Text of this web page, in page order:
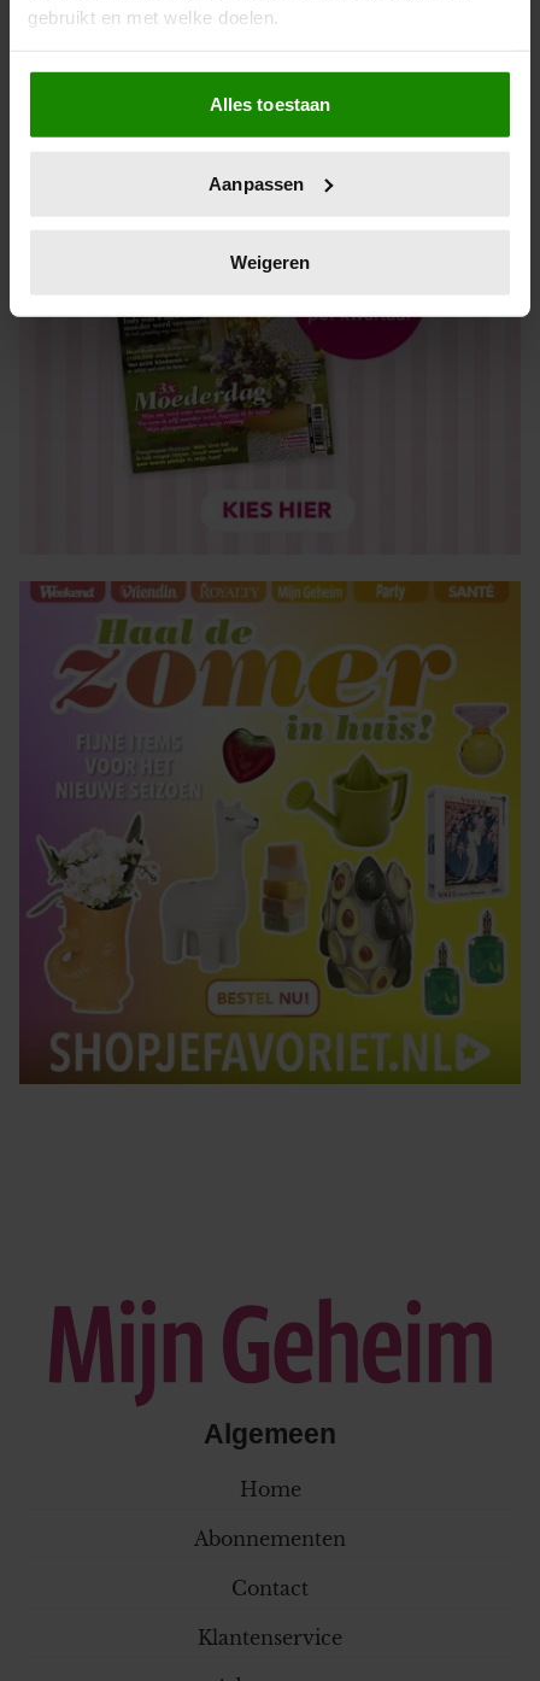
gebruikt en met welke doelen.
Als u het toestaat, willen we ook graag:
Informatie verzamelen over uw geografische locatie,
die tot een paar meter nauwkeurig kan zijn
op specifieke eigenschappen (fingerprinting)
verwerkt en stel uw voorkeuren in het
intrekken in de Cookieverklaring.
We gebruiken cookies om content en advertenties te
personaliseren, om functies voor social media te bieden
en om ons websiteverkeer te analyseren. Ook delen we
informatie over uw gebruik van onze site met onze
partners kunnen deze gegevens combineren met andere
gaat akkoord met onze cookies als u onze website blijft
gebruiken.
Alles toestaan
Aanpassen
Weigeren
Los kopen
Algemeen
Home
Abonnementen
Contact
Klantenservice